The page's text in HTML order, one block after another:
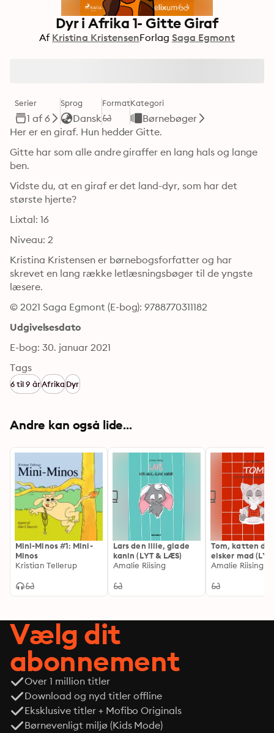
Dyr i Afrika 1- Gitte Giraf
Af Kristina KristensenForlag Saga Egmont
Serier
1 af 6
Sprog
Dansk
FormatKategori
Børnebøger
Gitte har som alle andre giraffer en lang hals og lange
ben.
Vidste du, at en giraf er det land-dyr, som har det
største hjerte?
Lixtal: 16
Niveau: 2
Kristina Kristensen er børnebogsforfatter og har
skrevet en lang række letlæsningsbøger til de yngste
læsere.
© 2021 Saga Egmont (E-bog): 9788770311182
Udgivelsesdato
E-bog: 30. januar 2021
Tags
6 til 9 årAfrikaDyr
Andre kan også lide...
Mini-Minos #1: Mini-
Minos
Kristian Tellerup
Lars den lille, glade
kanin (LYT & LÆS)
Amalie Riising
Tom, katten der
elsker mad (LYT
LÆS)
Amalie Riising
Vælg dit
abonnement
Over 1 million titler
Download og nyd titler offline
Eksklusive titler + Mofibo Originals
Børnevenligt miljø (Kids Mode)